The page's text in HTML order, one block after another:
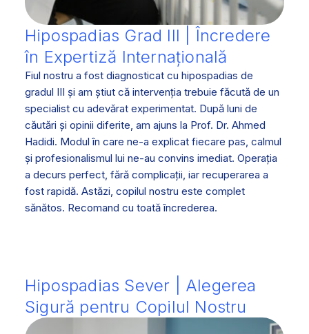
Hipospadias Grad III | Încredere
în Expertiză Internațională
Fiul nostru a fost diagnosticat cu hipospadias de
gradul III și am știut că intervenția trebuie făcută de un
specialist cu adevărat experimentat. După luni de
căutări și opinii diferite, am ajuns la Prof. Dr. Ahmed
Hadidi. Modul în care ne-a explicat fiecare pas, calmul
și profesionalismul lui ne-au convins imediat. Operația
a decurs perfect, fără complicații, iar recuperarea a
fost rapidă. Astăzi, copilul nostru este complet
sănătos. Recomand cu toată încrederea.
Hipospadias Sever | Alegerea
Sigură pentru Copilul Nostru